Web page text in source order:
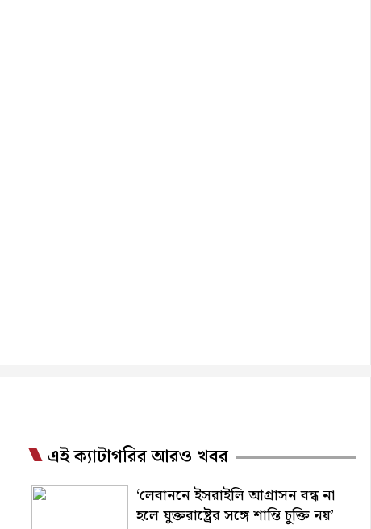
এই ক্যাটাগরির আরও খবর
‘লেবাননে ইসরাইলি আগ্রাসন বন্ধ না
হলে যুক্তরাষ্ট্রের সঙ্গে শান্তি চুক্তি নয়’